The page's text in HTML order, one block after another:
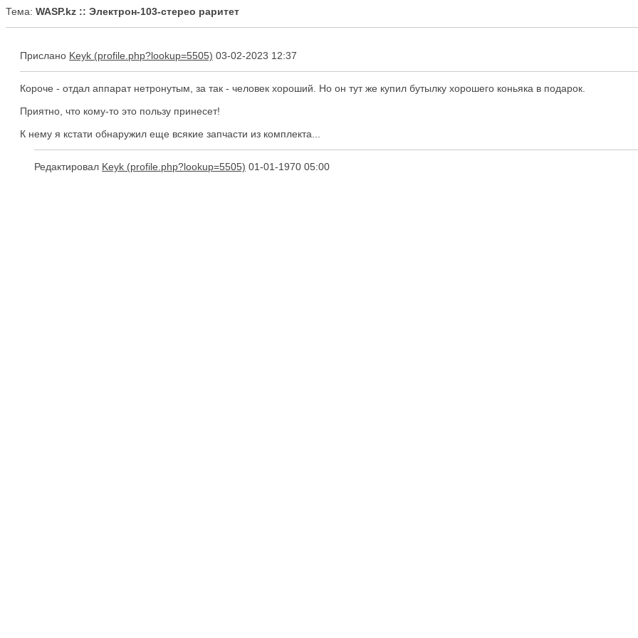
Тема: WASP.kz :: Электрон-103-стерео раритет
Прислано Keyk 03-02-2023 12:37
Короче - отдал аппарат нетронутым, за так - человек хороший. Но он тут же купил бутылку хорошего коньяка в подарок.
Приятно, что кому-то это пользу принесет!
К нему я кстати обнаружил еще всякие запчасти из комплекта...
Редактировал Keyk 01-01-1970 05:00